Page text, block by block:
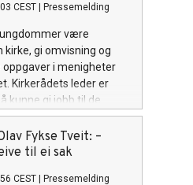
CEST Pressemelding
ungdommer være
kirke, gi omvisning og
oppgaver i menigheter
Kirkerådets leder er
kunne gi jobb til de
oversikt over hvilke
har fått sommerjobb-
nasjonalt her.
Fykse Tveit: –
til ei sak
CEST Pressemelding